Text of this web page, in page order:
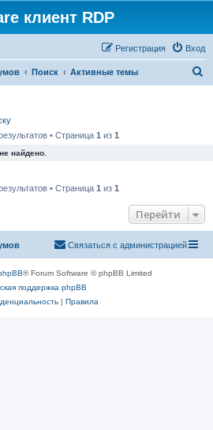
клиент RDP
Вход
Регистрация
Поиск Активные темы
• Страница 1 из 1
найдено.
• Страница 1 из 1
Перейти
Связаться с администрацией
® Forum Software © phpBB Limited
поддержка phpBB
| Правила